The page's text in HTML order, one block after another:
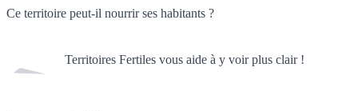
Ce territoire peut-il nourrir ses habitants ?
Territoires Fertiles vous aide à y voir plus clair !